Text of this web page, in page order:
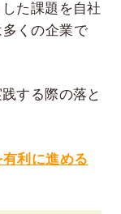
た課題を自社
くの企業で
する際の落と
利に進める